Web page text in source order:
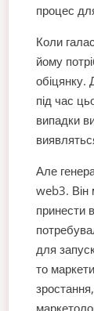
процес
Коли
йому
обіцянку.
під час
випадки
Але
web3. Він
принести
для
то